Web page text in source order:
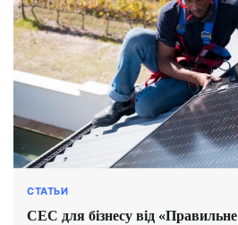
СТАТЬИ
СЕС для бізнесу від